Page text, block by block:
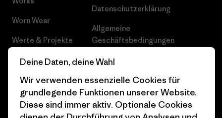
Worn Wear
Werte & Projekte
Progress Report
Business Unusual
Klimaziele
Datenschutzerklärung
Allgemeine
Geschäftsbedingungen
Cookie Einstellungen
Karriere
Pressekontakt
Deine Daten, deine Wahl
Wir verwenden essenzielle Cookies für
grundlegende Funktionen unserer Website.
Diese sind immer aktiv. Optionale Cookies